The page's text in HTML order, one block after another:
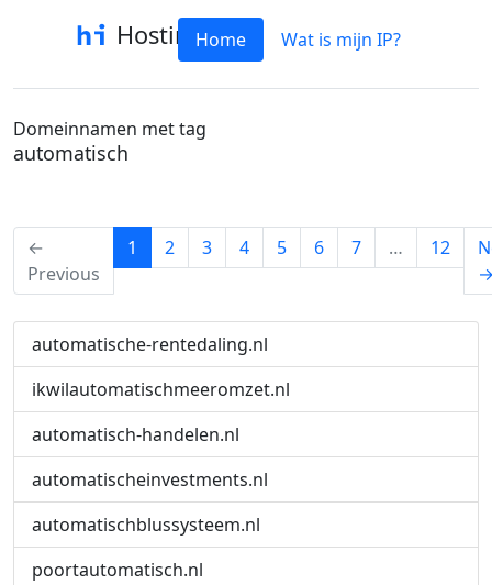
HostinfoHome Wat is mijn IP?
Domeinnamen met tag
automatisch
←
Previous
1 (current)
2 3 4 5 6 7 … 12
automatische-rentedaling.nl
ikwilautomatischmeeromzet.nl
automatisch-handelen.nl
automatischeinvestments.nl
automatischblussysteem.nl
poortautomatisch.nl